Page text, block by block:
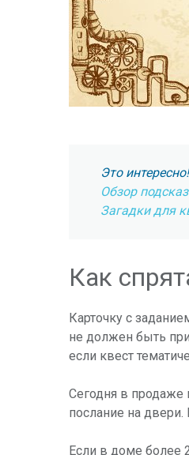
Это интересно!
Обзор
Загадки для
Как
Карточку с
не должен быть
если квест
Сегодня в продаже
послание на
Если в доме более